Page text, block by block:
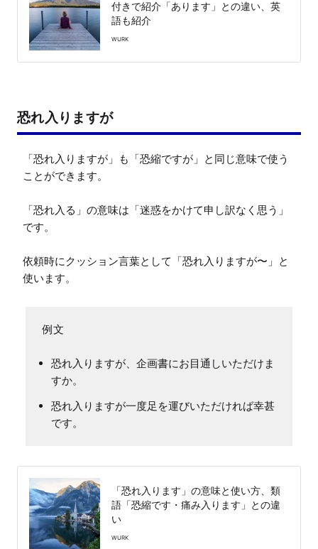
付きで紹介「あります」との違い、英
語も紹介
WURK
恐れ入りますが
「恐れ入りますが」も「恐縮ですが」と同じ意味で使う
ことができます。
「恐れ入る」の意味は「迷惑をかけて申し訳なく思う」
です。
依頼時にクッション言葉として「恐れ入りますが〜」と
使います。
恐れ入りますが、企画書にお目通しいただけま
すか。
恐れ入りますが一度足を運びいただければ幸甚
です。
「恐れ入ります」の意味と使い方、類
語「恐縮です・痛み入ります」との違
い
WURK